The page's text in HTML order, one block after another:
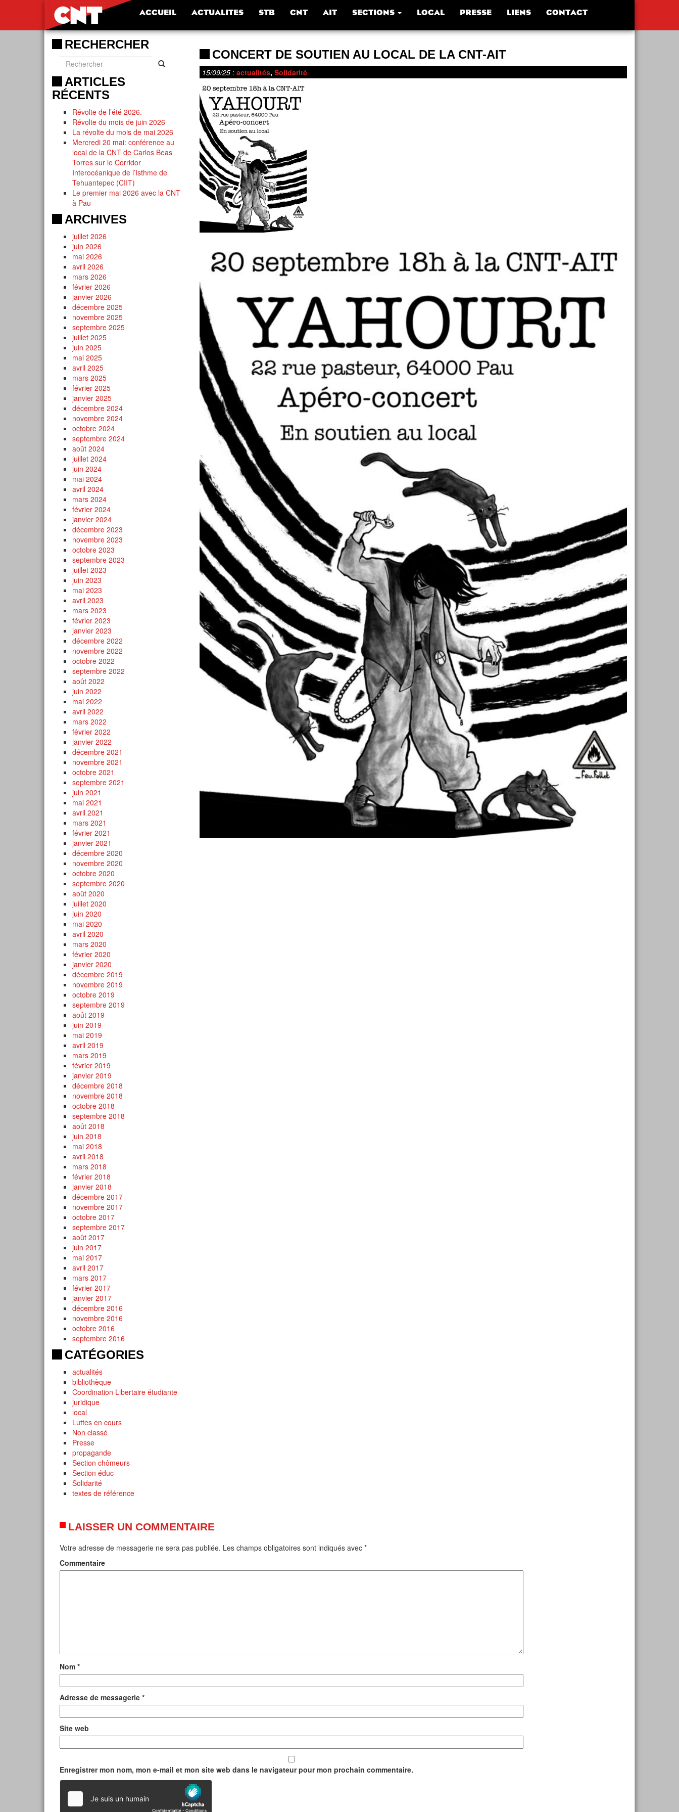
ACCUEIL ACTUALITES STB CNT AIT SECTIONS LOCAL PRESSE LIENS CONTACT
RECHERCHER
ARTICLES
RÉCENTS
Révolte de l’été 2026.
Révolte du mois de juin 2026
La révolte du mois de mai 2026
Mercredi 20 mai: conférence au
local de la CNT de Carlos Beas
Torres sur le Corridor
Interocéanique de l’Isthme de
Tehuantepec (CIIT)
Le premier mai 2026 avec la CNT
à Pau
ARCHIVES
juillet 2026
juin 2026
mai 2026
avril 2026
mars 2026
février 2026
janvier 2026
décembre 2025
novembre 2025
septembre 2025
juillet 2025
juin 2025
mai 2025
avril 2025
mars 2025
février 2025
janvier 2025
décembre 2024
novembre 2024
octobre 2024
septembre 2024
août 2024
juillet 2024
juin 2024
mai 2024
avril 2024
mars 2024
février 2024
janvier 2024
décembre 2023
novembre 2023
octobre 2023
septembre 2023
juillet 2023
juin 2023
mai 2023
avril 2023
mars 2023
février 2023
janvier 2023
décembre 2022
novembre 2022
octobre 2022
septembre 2022
août 2022
juin 2022
mai 2022
avril 2022
mars 2022
février 2022
janvier 2022
décembre 2021
novembre 2021
octobre 2021
septembre 2021
juin 2021
mai 2021
avril 2021
mars 2021
février 2021
janvier 2021
décembre 2020
novembre 2020
octobre 2020
septembre 2020
août 2020
juillet 2020
juin 2020
mai 2020
avril 2020
mars 2020
février 2020
janvier 2020
décembre 2019
novembre 2019
octobre 2019
septembre 2019
août 2019
juin 2019
mai 2019
avril 2019
mars 2019
février 2019
janvier 2019
décembre 2018
novembre 2018
octobre 2018
septembre 2018
août 2018
juin 2018
mai 2018
avril 2018
mars 2018
février 2018
janvier 2018
décembre 2017
novembre 2017
octobre 2017
septembre 2017
août 2017
juin 2017
mai 2017
avril 2017
mars 2017
février 2017
janvier 2017
décembre 2016
novembre 2016
octobre 2016
septembre 2016
CATÉGORIES
actualités
bibliothèque
Coordination Libertaire étudiante
juridique
local
Luttes en cours
Non classé
Presse
propagande
Section chômeurs
Section éduc
Solidarité
textes de référence
CONCERT DE SOUTIEN AU LOCAL DE LA CNT-AIT
15/09/25 : actualités, Solidarité
LAISSER UN COMMENTAIRE
Votre adresse de messagerie ne sera pas publiée. Les champs obligatoires sont indiqués avec *
Commentaire
Nom *
Adresse de messagerie *
Site web
Enregistrer mon nom, mon e-mail et mon site web dans le navigateur pour mon prochain commentaire.